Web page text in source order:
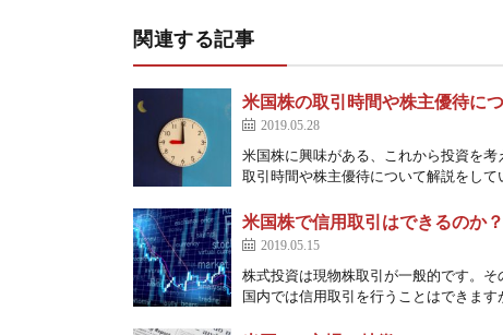
関連する記事
米国株の取引時間や株主優待に
2019.05.28
米国株に興味がある、これから投資を
取引時間や株主優待について解説をして
米国株で信用取引はできるのか？
2019.05.15
株式投資は現物株取引が一般的です。
国内では信用取引を行うことはできま